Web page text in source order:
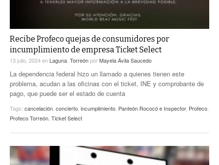
Recibe Profeco quejas de consumidores por
incumplimiento de empresa Ticket Select
13 julio, 2024en Laguna TorreónporMayela Ávila Saucedo
La dependencia federal hizo un llamado a quienes tienen este
problema, acudan a las oficinas con el ticket, INE y comprobante de
pago, que puede ser el estado de cuenta
Tags: cancelación concierto incumplimiento Panteón Rococó e Inspector, Profeco
Profeco Torreón Ticket Select